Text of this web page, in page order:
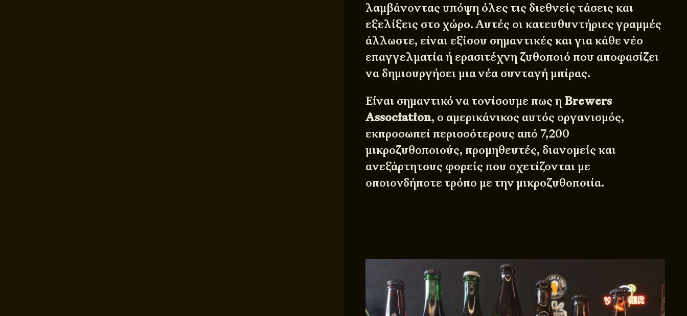
λαμβάνοντας υπόψη όλες τις διεθνείς τάσεις και
εξελίξεις στο χώρο. Αυτές οι κατευθυντήριες γραμμές
άλλωστε, είναι εξίσου σημαντικές και για κάθε νέο
επαγγελματία ή ερασιτέχνη ζυθοποιό που αποφασίζει
να δημιουργήσει μια νέα συνταγή μπίρας.
Είναι σημαντικό να τονίσουμε πως η Brewers
Association, ο αμερικάνικος αυτός οργανισμός,
εκπροσωπεί περισσότερους από 7,200
μικροζυθοποιούς, προμηθευτές, διανομείς και
ανεξάρτητους φορείς που σχετίζονται με
οποιονδήποτε τρόπο με την μικροζυθοποιία.